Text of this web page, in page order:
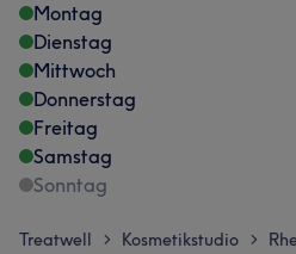
Montag
Dienstag
Mittwoch
Donnerstag
Freitag
Samstag
Sonntag
Treatwell > Kosmetikstudio >